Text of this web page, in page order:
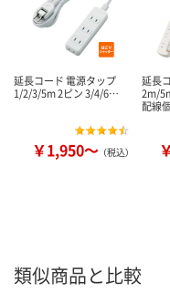
延長コード 電源タップ
1/2/3/5m 2ピン 3/4/6…
￥1,950～ （税込）
延長
2m/
配線
類似商品と比較